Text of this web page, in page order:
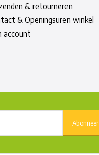
& retourneren
& Openingsuren winkel
account
Abonneer